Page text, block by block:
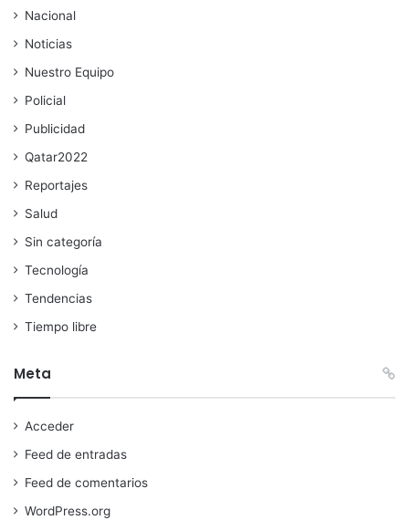
Nacional
Noticias
Nuestro Equipo
Policial
Publicidad
Qatar2022
Reportajes
Salud
Sin categoría
Tecnología
Tendencias
Tiempo libre
Meta
Acceder
Feed de entradas
Feed de comentarios
WordPress.org